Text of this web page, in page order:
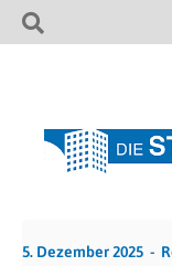
5. Dezember 2025